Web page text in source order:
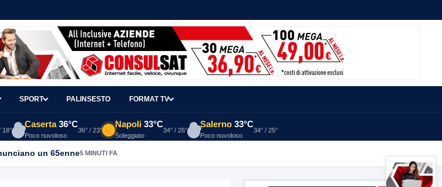
SPORT PALINSESTO FORMAT TV
18°
Caserta 36°C
Poco nuvoloso
36° / 23°
Napoli 33°C
Soleggiato
34° / 26°
Salerno 33°C
Poco nuvoloso
34° / 25°
un 65enne5 MINUTI FA